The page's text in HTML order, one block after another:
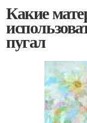
Какие
пугал